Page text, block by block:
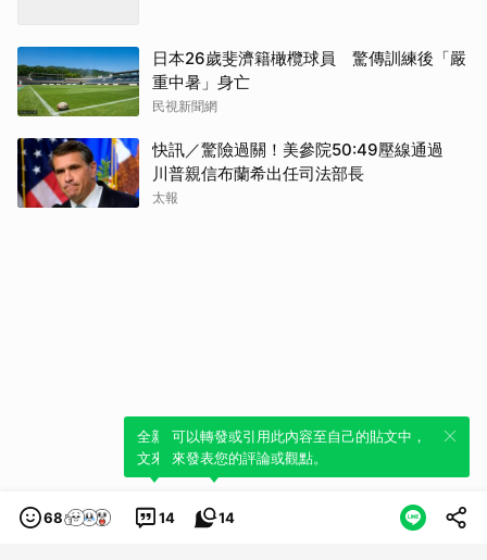
日本26歲斐濟籍橄欖球員 驚傳訓練後「嚴
重中暑」身亡
民視新聞網
快訊／驚險過關！美參院50:49壓線通過
川普親信布蘭希出任司法部長
太報
68 14
全新體驗！一鍵引用此內容，透過發布貼
文來輕鬆表達個人立場。
14
可以轉發或引用此內容至自己的貼文中，
來發表您的評論或觀點。